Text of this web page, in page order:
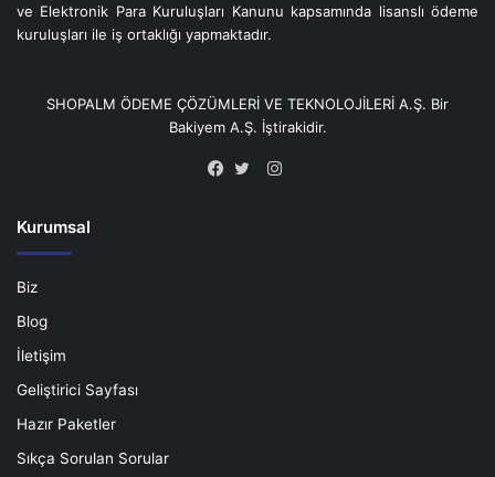
ve Elektronik Para Kuruluşları Kanunu kapsamında lisanslı ödeme
kuruluşları ile iş ortaklığı yapmaktadır.
SHOPALM ÖDEME ÇÖZÜMLERİ VE TEKNOLOJİLERİ A.Ş. Bir
BakiyemA.Ş. İştirakidir.
Instagram
Kurumsal
Biz
Blog
İletişim
Geliştirici Sayfası
Hazır Paketler
Sıkça Sorulan Sorular